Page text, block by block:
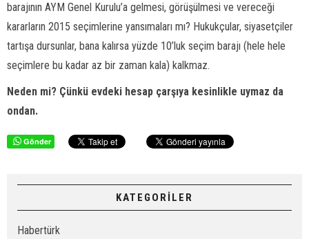
barajının AYM Genel Kurulu’a gelmesi, görüşülmesi ve vereceği
kararların 2015 seçimlerine yansımaları mı? Hukukçular, siyasetçiler
tartışa dursunlar, bana kalırsa yüzde 10’luk seçim barajı (hele hele
seçimlere bu kadar az bir zaman kala) kalkmaz.
Neden mi? Çünkü evdeki hesap çarşıya kesinlikle uymaz da
ondan.
Gönder
KATEGORİLER
Habertürk